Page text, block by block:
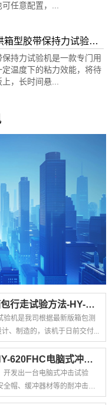
任意配置，...
箱型胶带保持力试验机
的应用
持力试验机是一款专门用
温度下的粘力效能，将待
，长时间悬...
QB/T 2920-2018 箱包行走试验方法-HY-630AW箱包动态耐用试验机（最新）
验机是我司根据最新版箱包测
、制造的，该机于日前交付...
瞬间冲击力设备：HY-620FHC电脑式冲击力试验机
开发出一台电脑式冲击试验
全帽、缓冲器材等的耐冲击特